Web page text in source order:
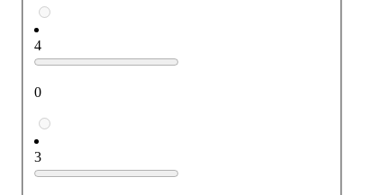
4
0
3